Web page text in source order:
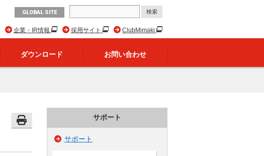
GLOBAL SITE
ClubMimaki
採用サイト
企業・IR情報
ダウンロード お問い合わせ
サポート
サポート